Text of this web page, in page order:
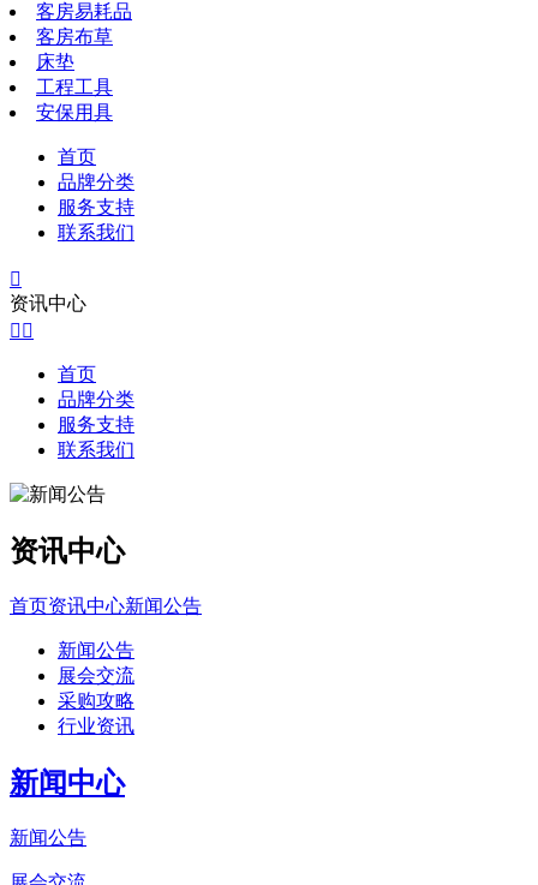
客房易耗品
客房布草
床垫
工程工具
安保用具
首页
品牌分类
服务支持
联系我们

资讯中心
 
首页
品牌分类
服务支持
联系我们
资讯中心
首页资讯中心新闻公告
新闻公告
展会交流
采购攻略
行业资讯
新闻中心
新闻公告